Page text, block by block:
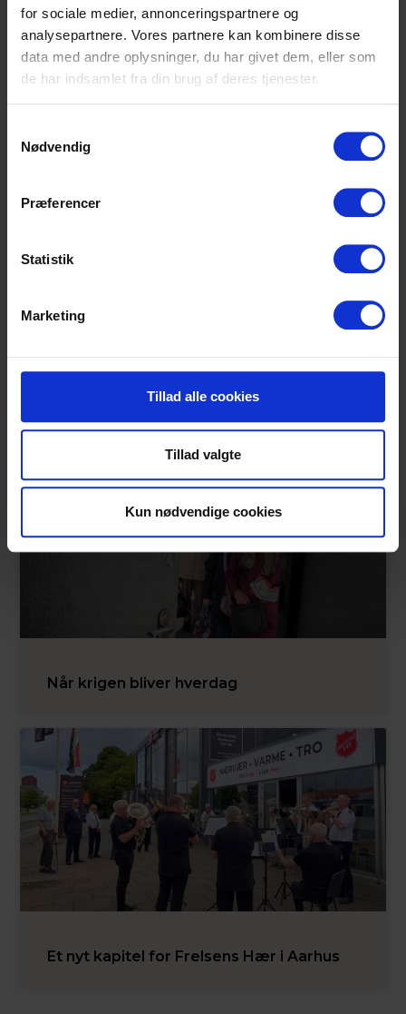
for sociale medier, annonceringspartnere og
analysepartnere. Vores partnere kan kombinere disse
data med andre oplysninger, du har givet dem, eller som
de har indsamlet fra din brug af deres tjenester.
Nødvendig
Præferencer
Statistik
Marketing
Tillad alle cookies
Tillad valgte
Kun nødvendige cookies
Frelsens Hær udvider hjælpearbejdet
Når krigen bliver hverdag
Et nyt kapitel for Frelsens Hær i Aarhus